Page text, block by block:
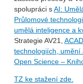
spolupráci sAI:
Průlomové
umělá inteligence a
Strategie AV21,
technologiích, umění
Open Science –
TZ ke stažení zde.